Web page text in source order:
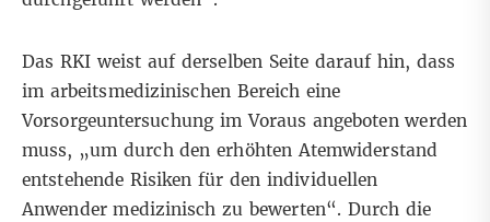
Das RKI weistauf derselben Seite darauf hin, dass
im arbeitsmedizinischen Bereich eine
Vorsorgeuntersuchung im Voraus angeboten werden
muss, „um durch den erhöhten Atemwiderstand
entstehende Risiken für den individuellen
Anwender medizinisch zu bewerten“. Durch die